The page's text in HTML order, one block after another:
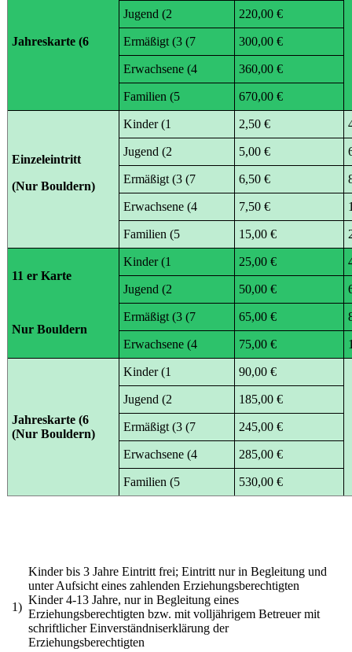
Jahreskarte (6
Jugend (2 220,00 €
Ermäßigt (3 (7 300,00 €
Erwachsene (4 360,00 €
Familien (5 670,00 €
Einzeleintritt
(Nur Bouldern)
Kinder (1 2,50 €
Jugend (2 5,00 €
Ermäßigt (3 (7 6,50 €
Erwachsene (4 7,50 €
Familien (5 15,00 €
11 er Karte
Nur Bouldern
Kinder (1 25,00 €
Jugend (2 50,00 €
Ermäßigt (3 (7 65,00 €
Erwachsene (4 75,00 €
Jahreskarte (6
(Nur Bouldern)
Kinder (1 90,00 €
Jugend (2 185,00 €
Ermäßigt (3 (7 245,00 €
Erwachsene (4 285,00 €
Familien (5 530,00 €
1)
Kinder bis 3 Jahre Eintritt frei; Eintritt nur in Begleitung und
unter Aufsicht eines zahlenden Erziehungsberechtigten
Kinder 4-13 Jahre, nur in Begleitung eines
Erziehungsberechtigten bzw. mit volljährigem Betreuer mit
schriftlicher Einverständniserklärung der
Erziehungsberechtigten